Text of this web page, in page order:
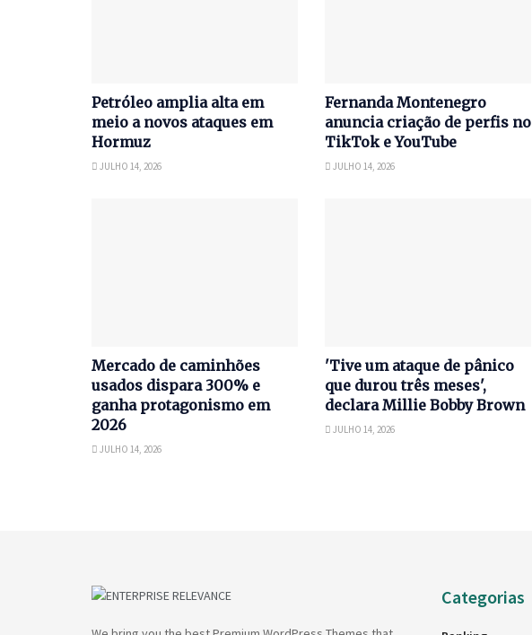
Petróleo amplia alta em
meio a novos ataques em
Hormuz
JULHO 14, 2026
Fernanda Montenegro
anuncia criação de perfis no
TikTok e YouTube
JULHO 14, 2026
Mercado de caminhões
usados dispara 300% e
ganha protagonismo em
2026
JULHO 14, 2026
'Tive um ataque de pânico
que durou três meses',
declara Millie Bobby Brown
JULHO 14, 2026
Categorias